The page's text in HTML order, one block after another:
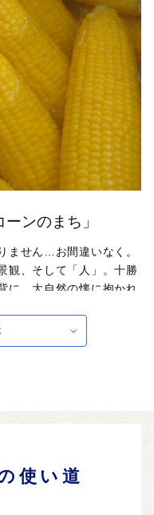
ンのまち」
ません…お間違いなく。
観、そして「人」。十勝
に、大自然の懐に抱かれ
・スイートコーンなどの
います。ふるさと納税返
先サイトの方針に従います。
使い道